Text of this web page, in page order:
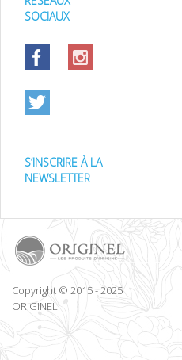
SOCIAUX
S’INSCRIRE À LA
NEWSLETTER
Copyright © 2015 - 2025
ORIGINEL